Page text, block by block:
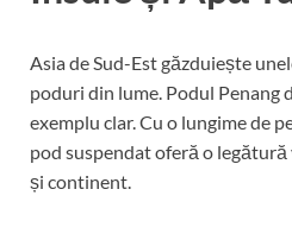
Asia de Sud-Est găzduiește
poduri din lume. Podul Penang
exemplu clar. Cu o lungime de
pod suspendat oferă o
și continent.